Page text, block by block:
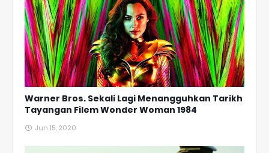
Warner Bros. Sekali Lagi Menangguhkan Tarikh
Tayangan Filem Wonder Woman 1984
Jun 15, 2020